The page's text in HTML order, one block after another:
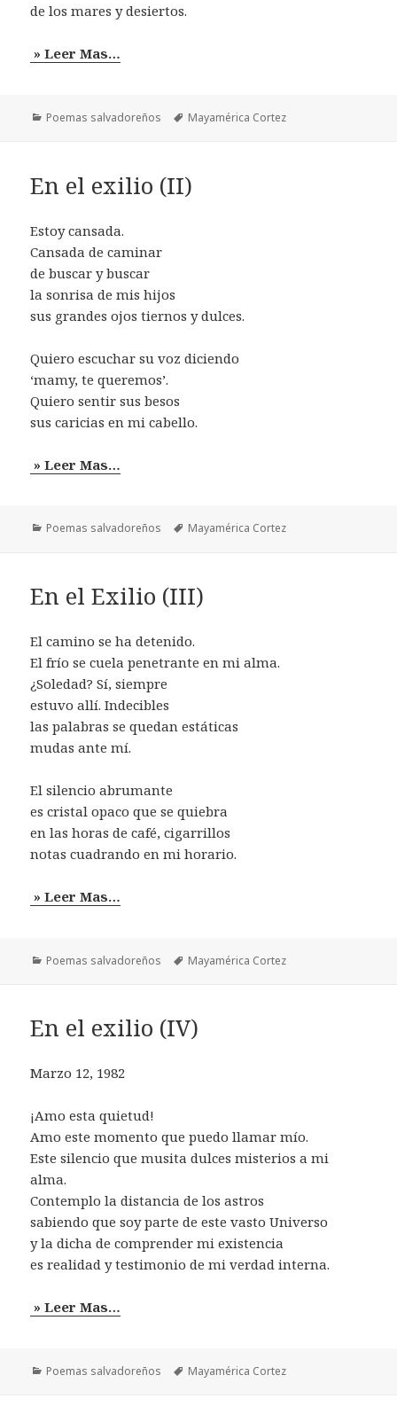
de los mares y desiertos.
» Leer Mas…
Categorías
Poemas salvadoreños Etiquetas
Mayamérica Cortez
En el exilio (II)
Estoy cansada.
Cansada de caminar
de buscar y buscar
la sonrisa de mis hijos
sus grandes ojos tiernos y dulces.
Quiero escuchar su voz diciendo
‘mamy, te queremos’.
Quiero sentir sus besos
sus caricias en mi cabello.
» Leer Mas…
Categorías
Poemas salvadoreños Etiquetas
Mayamérica Cortez
En el Exilio (III)
El camino se ha detenido.
El frío se cuela penetrante en mi alma.
¿Soledad? Sí, siempre
estuvo allí. Indecibles
las palabras se quedan estáticas
mudas ante mí.
El silencio abrumante
es cristal opaco que se quiebra
en las horas de café, cigarrillos
notas cuadrando en mi horario.
» Leer Mas…
Categorías
Poemas salvadoreños Etiquetas
Mayamérica Cortez
En el exilio (IV)
Marzo 12, 1982
¡Amo esta quietud!
Amo este momento que puedo llamar mío.
Este silencio que musita dulces misterios a mi
alma.
Contemplo la distancia de los astros
sabiendo que soy parte de este vasto Universo
y la dicha de comprender mi existencia
es realidad y testimonio de mi verdad interna.
» Leer Mas…
Categorías
Poemas salvadoreños Etiquetas
Mayamérica Cortez